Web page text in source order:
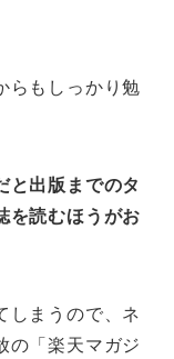
らもしっかり勉
と出版までのタ
を読むほうがお
しまうので、ネ
の「楽天マガジ